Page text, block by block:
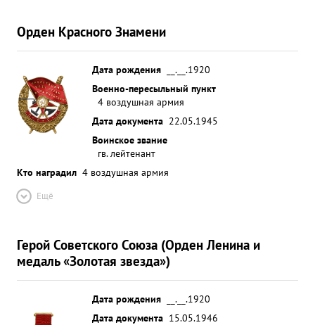
Орден Красного Знамени
Дата рождения
__.__.1920
Военно-пересыльный пункт
4 воздушная армия
Дата документа 22.05.1945
Воинское звание
гв. лейтенант
Кто наградил 4 воздушная армия
Ещё
Герой Советского Союза (Орден Ленина и
медаль «Золотая звезда»)
Дата рождения
__.__.1920
Дата документа 15.05.1946